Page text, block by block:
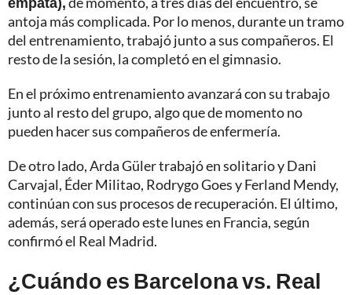
antoja más complicada. Por lo menos, durante un tramo
del entrenamiento, trabajó junto a sus compañeros. El
resto de la sesión, la completó en el gimnasio.
En el próximo entrenamiento avanzará con su trabajo
junto al resto del grupo, algo que de momento no
pueden hacer sus compañeros de enfermería.
De otro lado, Arda Güler trabajó en solitario y Dani
Carvajal, Éder Militao, Rodrygo Goes y Ferland Mendy,
continúan con sus procesos de recuperación. El último,
además, será operado este lunes en Francia, según
confirmó el Real Madrid.
¿Cuándo es Barcelona vs. Real